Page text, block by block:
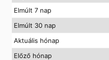
Elmúlt 7 nap
Elmúlt 30 nap
Aktuális hónap
Előző hónap